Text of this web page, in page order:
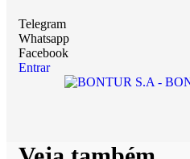
Telegram
Whatsapp
Facebook
Entrar